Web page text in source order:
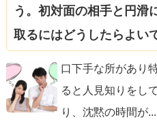
う。初対面の相手と円滑
取るにはどうしたらよい
口下手な所があり
ると人見知りをし
り、沈黙の時間が...